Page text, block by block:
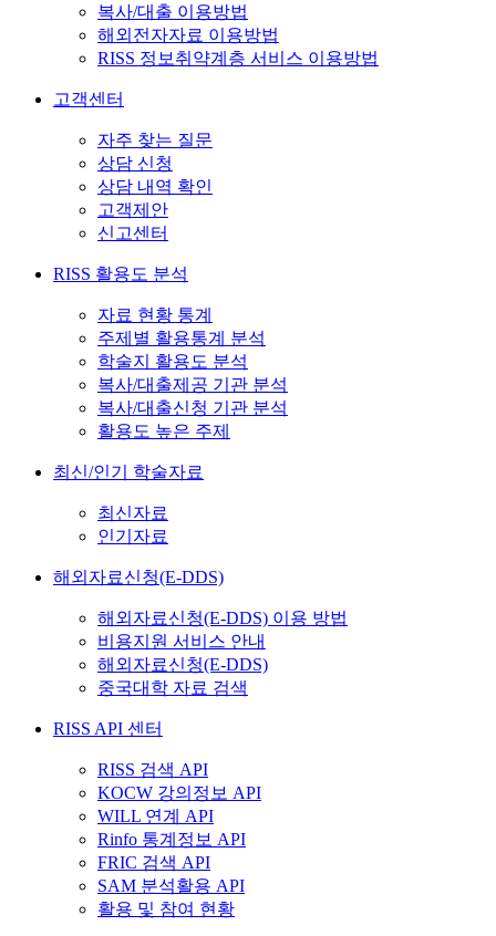
복사/대출 이용방법
해외전자자료 이용방법
RISS 정보취약계층 서비스 이용방법
고객센터
자주 찾는 질문
상담 신청
상담 내역 확인
고객제안
신고센터
RISS 활용도 분석
자료 현황 통계
주제별 활용통계 분석
학술지 활용도 분석
복사/대출제공 기관 분석
복사/대출신청 기관 분석
활용도 높은 주제
최신/인기 학술자료
최신자료
인기자료
해외자료신청(E-DDS)
해외자료신청(E-DDS) 이용 방법
비용지원 서비스 안내
해외자료신청(E-DDS)
중국대학 자료 검색
RISS API 센터
RISS 검색 API
KOCW 강의정보 API
WILL 연계 API
Rinfo 통계정보 API
FRIC 검색 API
SAM 분석활용 API
활용 및 참여 현황